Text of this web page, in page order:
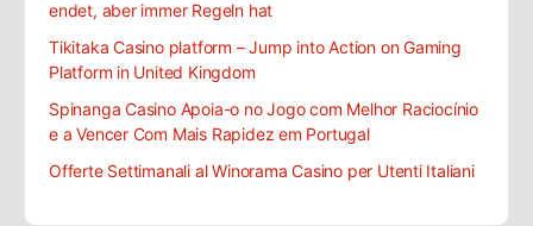
endet, aber immer Regeln hat
Tikitaka Casino platform – Jump into Action on Gaming
Platform in United Kingdom
Spinanga Casino Apoia-o no Jogo com Melhor Raciocínio
e a Vencer Com Mais Rapidez em Portugal
Offerte Settimanali al Winorama Casino per Utenti Italiani